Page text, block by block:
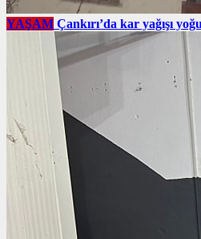
YAŞAM Çankırı’da kar yağışı